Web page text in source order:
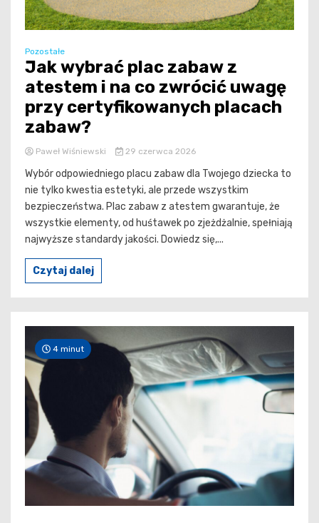
Pozostałe
Jak wybrać plac zabaw z
atestem i na co zwrócić uwagę
przy certyfikowanych placach
zabaw?
Paweł Wiśniewski 29 czerwca 2026
Wybór odpowiedniego placu zabaw dla Twojego dziecka to
nie tylko kwestia estetyki, ale przede wszystkim
bezpieczeństwa. Plac zabaw z atestem gwarantuje, że
wszystkie elementy, od huśtawek po zjeżdżalnie, spełniają
najwyższe standardy jakości. Dowiedz się,...
Czytaj dalej
4 minut